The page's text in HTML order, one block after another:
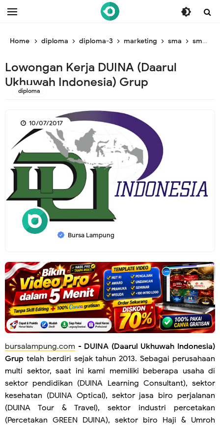
/* ganti br end */
Home diploma diploma-3 marketing sma smk
Lowongan Kerja DUINA (Daarul
Ukhuwah Indonesia) Grup
diploma
Bursa Lampung
10/07/2017
bursalampung.com - DUINA (Daarul Ukhuwah Indonesia)
Grup telah berdiri sejak tahun 2013. Sebagai perusahaan
multi sektor, saat ini kami memiliki beberapa usaha di
sektor pendidikan (DUINA Learning Consultant), sektor
kesehatan (DUINA Optical), sektor jasa biro perjalanan
(DUINA Tour & Travel), sektor industri percetakan
(Percetakan GREEN DUINA), sektor biro Haji & Umroh